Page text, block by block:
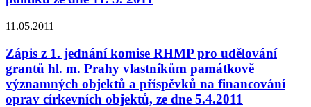
11.05.2011
Zápis z 1. jednání komise RHMP pro udělování
grantů hl. m. Prahy vlastníkům památkově
významných objektů a příspěvků na financování
oprav církevních objektů, ze dne 5.4.2011